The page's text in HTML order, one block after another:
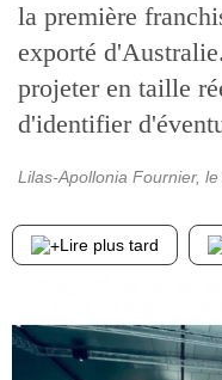
la première
exporté
projeter en taille
d'identifier
Lilas-Apollonia Fournier, le
Lire plus tard